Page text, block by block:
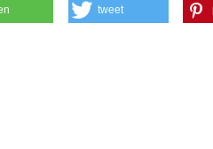
tweet